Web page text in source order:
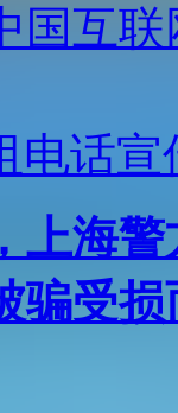
国互
电话宣
上海
骗受